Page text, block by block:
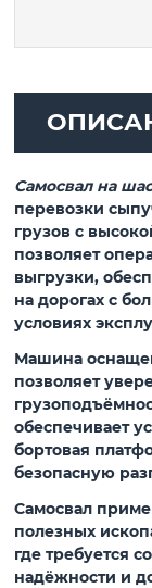
Самосвал на
перевозки
грузов с
позволяет
выгрузки,
на дорогах с
условиях
Машина
позволяет
обеспечивает
бортовая
безопасную
Самосвал
полезных
где требуется
надёжности и